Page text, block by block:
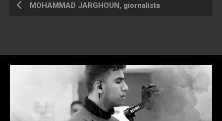
MOHAMMAD JARGHOUN, giornalista